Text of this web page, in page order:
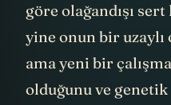
göre olağandışı
yine onun bir
ama yeni bir
olduğunu ve genetik